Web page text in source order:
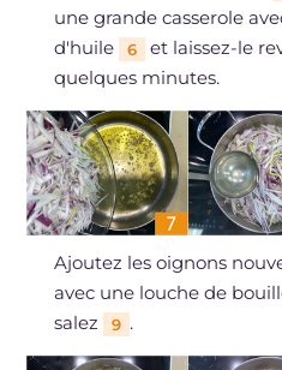
une grande casserole
d'huile
6
et laissez-le
quelques minutes.
Ajoutez les oignons
avec une louche de
salez
9 .